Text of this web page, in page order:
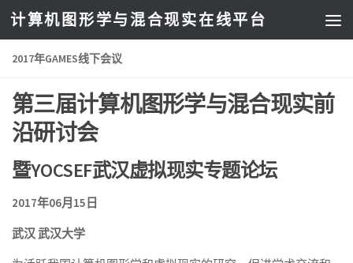
计算机图形学与混合现实在线平台
2017年GAMES线下会议
第三届计算机图形学与混合现实前
沿研讨会
暨YOCSEF武汉虚拟现实专题论坛
2017年06月15日
武汉 武汉大学